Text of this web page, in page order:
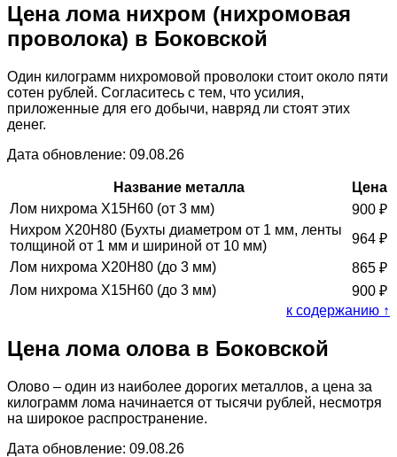
Цена лома нихром (нихромовая
проволока) в Боковской
Один килограмм нихромовой проволоки стоит около пяти
сотен рублей. Согласитесь с тем, что усилия,
приложенные для его добычи, навряд ли стоят этих
денег.
Дата обновление: 09.08.26
Название металла
Цена
Лом нихрома Х15Н60 (от 3 мм)
900 ₽
Нихром Х20Н80 (Бухты диаметром от 1 мм, ленты
толщиной от 1 мм и шириной от 10 мм)
964 ₽
Лом нихрома Х20Н80 (до 3 мм)
865 ₽
Лом нихрома Х15Н60 (до 3 мм)
900 ₽
к содержанию ↑
Цена лома олова в Боковской
Олово – один из наиболее дорогих металлов, а цена за
килограмм лома начинается от тысячи рублей, несмотря
на широкое распространение.
Дата обновление: 09.08.26